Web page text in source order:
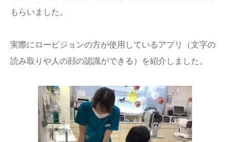
もらいました。
実際にロービジョンの方が使用しているアプリ（文字の
読み取りや人の顔の認識ができる）を紹介しました。